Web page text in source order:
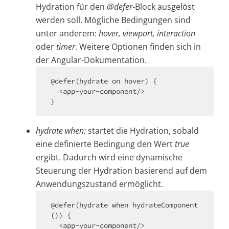
Hydration für den @defer-Block ausgelöst
werden soll. Mögliche Bedingungen sind
unter anderem: hover, viewport, interaction
odertimer. Weitere Optionen finden sich in
der Angular-Dokumentation.
@defer(hydrate on hover) {
hydrate when:startet die Hydration, sobald
eine definierte Bedingung den Werttrue
ergibt. Dadurch wird eine dynamische
Steuerung der Hydration basierend auf dem
Anwendungszustand ermöglicht.
@defer(hydrate when hydrateComponent
()) {